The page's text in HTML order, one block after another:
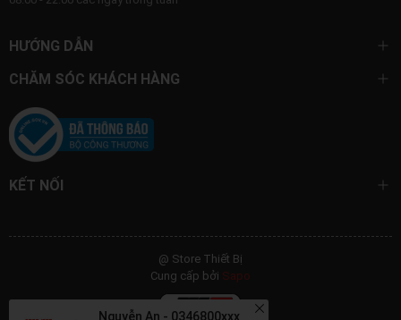
HƯỚNG DẪN
CHĂM SÓC KHÁCH HÀNG
KẾT NỐI
@ Store Thiết Bị
Cung cấp bởi Sapo